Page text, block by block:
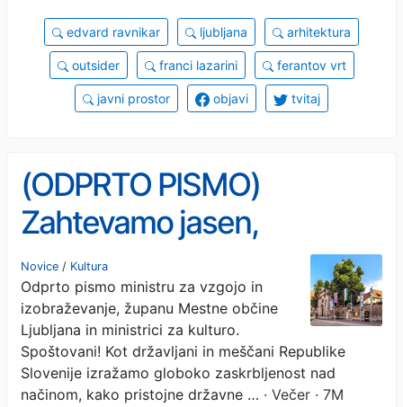
edvard ravnikar ljubljana arhitektura
outsider franci lazarini ferantov vrt
javni prostor objavi tvitaj
(ODPRTO PISMO)
Zahtevamo jasen,
strokoven in odgovoren
pristop k oblikovanju
prihodnosti Križank!
Novice / Kultura
Odprto pismo ministru za vzgojo in
izobraževanje, županu Mestne občine
Ljubljana in ministrici za kulturo.
Spoštovani! Kot državljani in meščani Republike
Slovenije izražamo globoko zaskrbljenost nad
načinom, kako pristojne državne … · Večer · 7M